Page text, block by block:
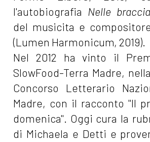
l'autobiografia Nelle
del musicita e
(Lumen Harmonicum, 2019).
Nel 2012 ha vinto il
SlowFood-Terra Madre,
Concorso Letterario
Madre, con il racconto "Il
domenica". Oggi cura la
di Michaela e Detti e